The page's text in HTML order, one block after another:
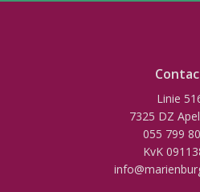
Linie
7325 DZ
055 799
KvK